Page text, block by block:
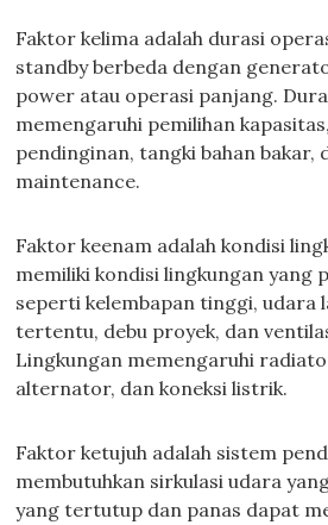
Faktor kelima adalah durasi
standby berbeda dengan
power atau operasi panjang.
memengaruhi pemilihan
pendinginan, tangki bahan bakar,
maintenance.
Faktor keenam adalah kondisi
memiliki kondisi lingkungan yang
seperti kelembapan tinggi, udara
tertentu, debu proyek, dan
Lingkungan memengaruhi
alternator, dan koneksi listrik.
Faktor ketujuh adalah sistem
membutuhkan sirkulasi udara
yang tertutup dan panas dapat